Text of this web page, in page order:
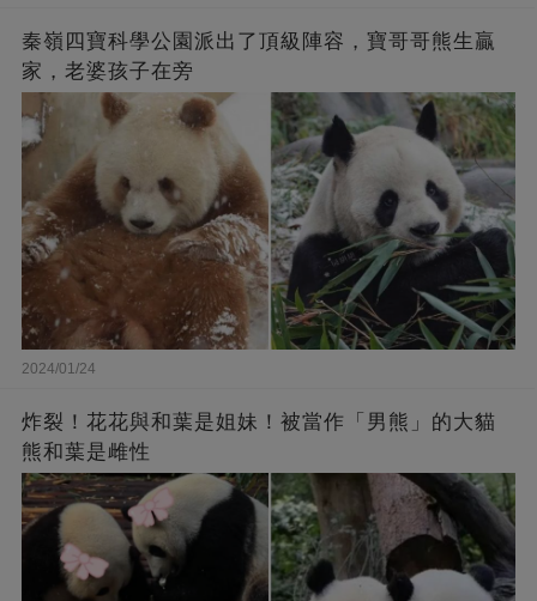
秦嶺四寶科學公園派出了頂級陣容，寶哥哥熊生贏
家，老婆孩子在旁
2024/01/24
炸裂！花花與和葉是姐妹！被當作「男熊」的大貓
熊和葉是雌性